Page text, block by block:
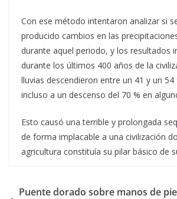
Con ese método intentaron analizar si
producido cambios en las
durante aquel periodo, y los resultados
durante los últimos 400 años de la
lluvias descendieron entre un 41 y un 54
incluso a un descenso del 70 % en
Esto causó una terrible y prolongada
de forma implacable a una civilización
agricultura constituía su pilar básico de
Puente dorado sobre manos de